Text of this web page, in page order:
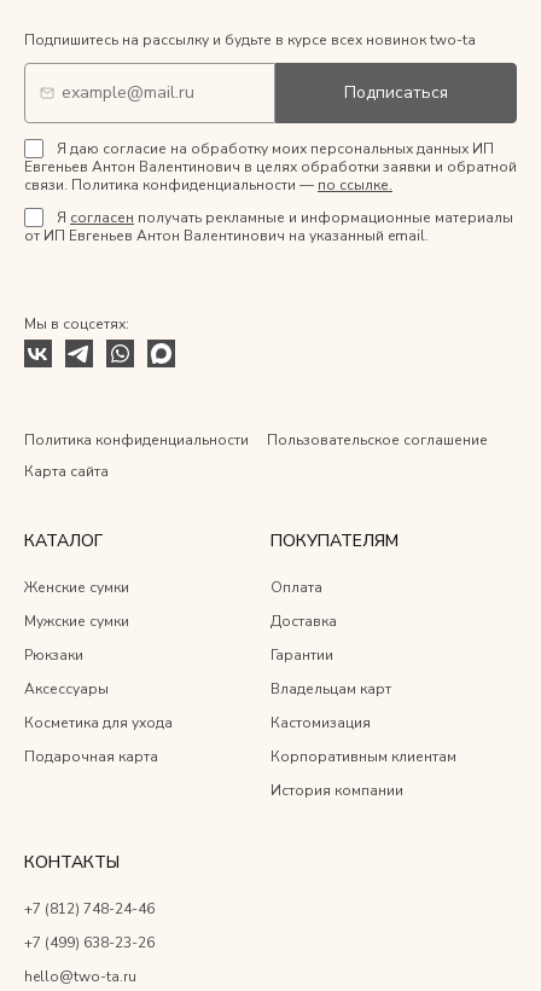
Подпишитесь на рассылку и будьте в курсе всех новинок two-ta
Подписаться
Я даю согласие на обработку моих персональных данных ИП
Евгеньев Антон Валентинович в целях обработки заявки и обратной
связи. Политика конфиденциальности — по ссылке.
Я согласен получать рекламные и информационные материалы
от ИП Евгеньев Антон Валентинович на указанный email.
Мы в соцсетях:
Политика конфиденциальности
Пользовательское соглашение
Карта сайта
КАТАЛОГ
Женские сумки
Мужские сумки
Рюкзаки
Аксессуары
Косметика для ухода
Подарочная карта
ПОКУПАТЕЛЯМ
Оплата
Доставка
Гарантии
Владельцам карт
Кастомизация
Корпоративным клиентам
История компании
КОНТАКТЫ
+7 (812) 748-24-46
+7 (499) 638-23-26
hello@two-ta.ru